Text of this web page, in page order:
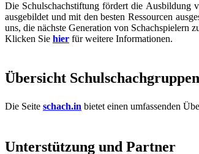
Die Schulschachstiftung fördert die Ausbildung
ausgebildet und mit den besten Ressourcen
uns, die nächste Generation von Schachspielern
Klicken Sie hier für weitere Informationen.
Übersicht Schulschachgruppen
Die Seite schach.in bietet einen umfassenden
Unterstützung und Partner